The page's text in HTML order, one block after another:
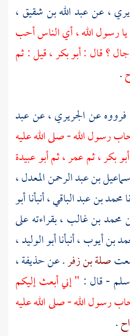
،عنعبد الله بن شقيق ،
رسول الله ، أي الناس أحب
؟ قال :أبو بكر ،قيل : ثم
.
فرووه عن الجريري ، عنعبد
رسول الله - صلى الله عليه
أبو بكر ،ثمعمر ،ثمأبو عبيدة
بن عبد الرحمن المعدل ،
محمد بن عبد الباقي ،أنبأناأبو
محمد بن غالب ،بقراءته على
بن أيوب ،أنبأناأبو الوليد ،
صلة بن زفر. عنحذيفة ،
- قال : " إني أبعث إليكم
رسول الله - صلى الله عليه
.